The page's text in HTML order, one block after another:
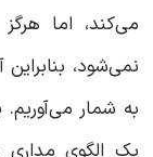
می‌کند، اما
نمی‌شود،